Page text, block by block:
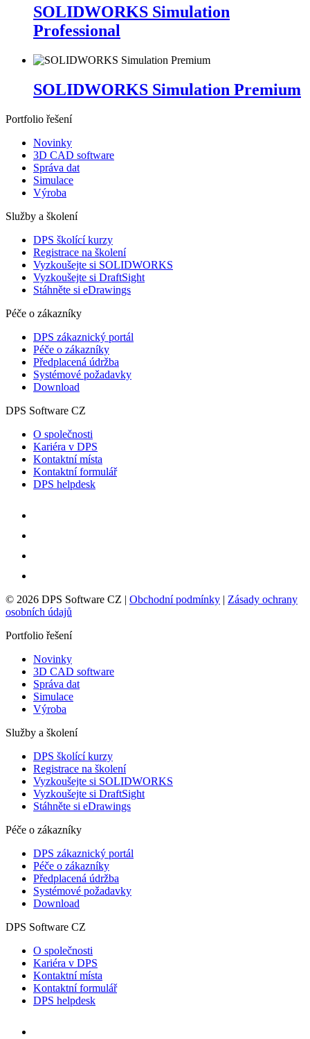
Simulation
Professional
SOLIDWORKS Simulation
Professional
Simulation
Premium
SOLIDWORKS Simulation Premium
Portfolio řešení
Novinky
3D CAD software
Správa dat
Simulace
Výroba
Služby a školení
DPS školící kurzy
Registrace na školení
Vyzkoušejte si SOLIDWORKS
Vyzkoušejte si DraftSight
Stáhněte si eDrawings
Péče o zákazníky
DPS zákaznický portál
Péče o zákazníky
Předplacená údržba
Systémové požadavky
Download
DPS Software CZ
O společnosti
Kariéra v DPS
Kontaktní místa
Kontaktní formulář
DPS helpdesk
© 2026 DPS Software CZ | Obchodní podmínky | Zásady ochrany
osobních údajů
Portfolio řešení
Novinky
3D CAD software
Správa dat
Simulace
Výroba
Služby a školení
DPS školící kurzy
Registrace na školení
Vyzkoušejte si SOLIDWORKS
Vyzkoušejte si DraftSight
Stáhněte si eDrawings
Péče o zákazníky
DPS zákaznický portál
Péče o zákazníky
Předplacená údržba
Systémové požadavky
Download
DPS Software CZ
O společnosti
Kariéra v DPS
Kontaktní místa
Kontaktní formulář
DPS helpdesk